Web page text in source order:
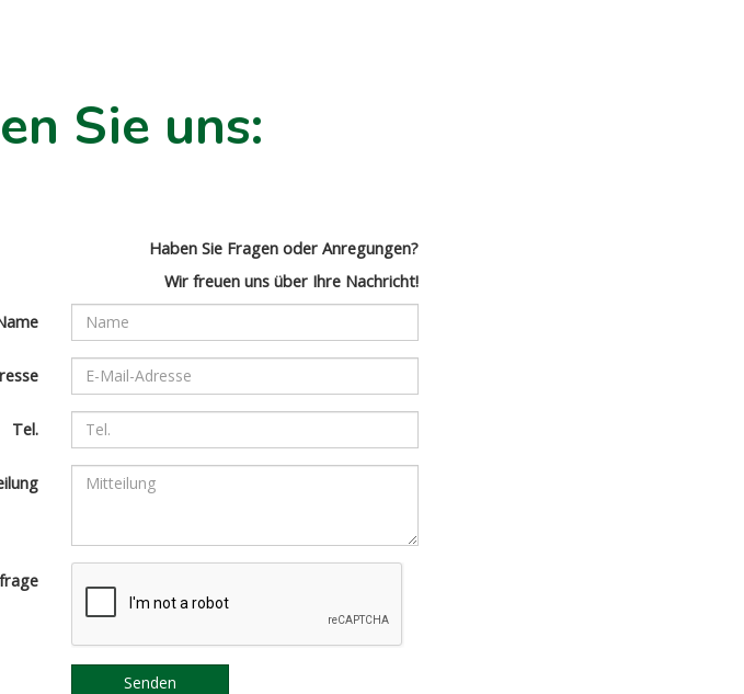
Sie uns:
Haben Sie Fragen oder Anregungen?
Wir freuen uns über Ihre Nachricht!
Tel.
Senden